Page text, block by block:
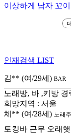
이상하게 남자 꼬이
인재검색 LIST
김** (여/29세) BAR
노래방, 바 ,키방
희망지역 : 서울
체** (여/28세) 노래
토킹바 근무 오래